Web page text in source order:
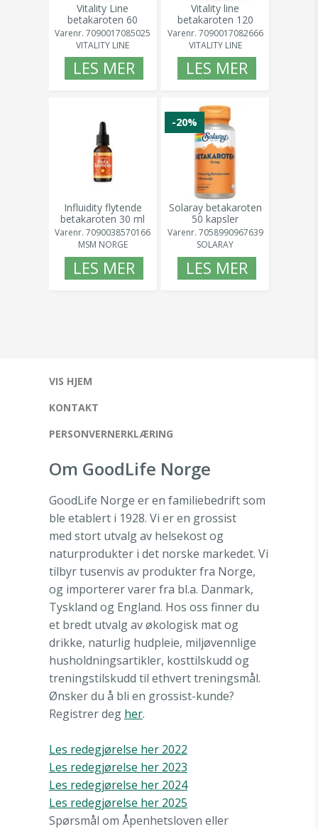
Vitality Line
betakaroten 60
kapsler
Varenr. 7090017085025
VITALITY LINE
LES MER
Vitality line
betakaroten 120
kapsler
Varenr. 7090017082666
VITALITY LINE
LES MER
Influidity flytende
betakaroten 30 ml
Varenr. 7090038570166
MSM NORGE
LES MER
-20%
Solaray betakaroten
50 kapsler
Varenr. 7058990967639
SOLARAY
LES MER
VIS HJEM
KONTAKT
PERSONVERNERKLÆRING
Om GoodLife Norge
GoodLife Norge er en familiebedrift som
ble etablert i 1928. Vi er en grossist
med stort utvalg av helsekost og
naturprodukter i det norske markedet. Vi
tilbyr tusenvis av produkter fra Norge,
og importerer varer fra bl.a. Danmark,
Tyskland og England. Hos oss finner du
et bredt utvalg av økologisk mat og
drikke, naturlig hudpleie, miljøvennlige
husholdningsartikler, kosttilskudd og
treningstilskudd til ethvert treningsmål.
Ønsker du å bli en grossist-kunde?
Registrer deg her.
Les redegjørelse her 2022
Les redegjørelse her 2023
Les redegjørelse her 2024
Les redegjørelse her 2025
Spørsmål om Åpenhetsloven eller